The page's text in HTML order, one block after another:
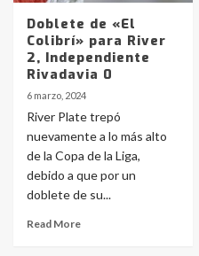
Doblete de «El
Colibrí» para River
2, Independiente
Rivadavia 0
6 marzo, 2024
River Plate trepó
nuevamente a lo más alto
de la Copa de la Liga,
debido a que por un
doblete de su...
Read More